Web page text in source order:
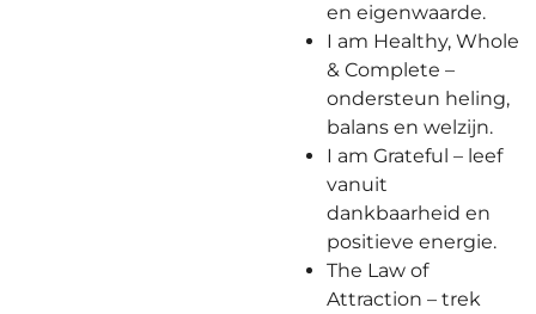
en eigenwaarde.
I am Healthy, Whole
& Complete –
ondersteun heling,
balans en welzijn.
I am Grateful – leef
vanuit
dankbaarheid en
positieve energie.
The Law of
Attraction – trek